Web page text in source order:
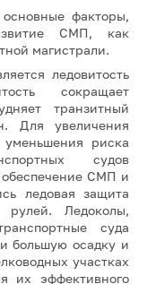
факторы,
СМП, как
магистрали.
ледовитость
сокращает
транзитный
Для увеличения
уменьшения риска
судов
обеспечение СМП и
ледовая защита
Ледоколы,
суда
большую осадку и
участках
их эффективного